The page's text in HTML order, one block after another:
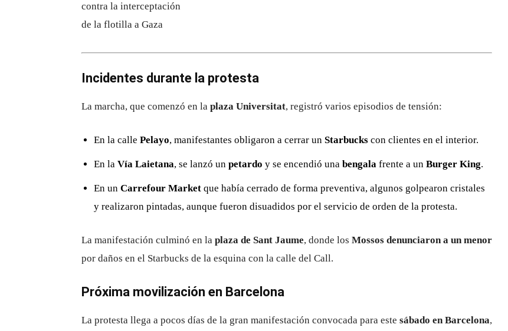
Incidentes durante la protesta
La marcha, que comenzó en la plaza Universitat, registró varios episodios de tensión:
En la calle Pelayo, manifestantes obligaron a cerrar un Starbucks con clientes en el interior.
En la Vía Laietana, se lanzó un petardo y se encendió una bengala frente a un Burger King.
En un Carrefour Market que había cerrado de forma preventiva, algunos golpearon cristales
y realizaron pintadas, aunque fueron disuadidos por el servicio de orden de la protesta.
La manifestación culminó en la plaza de Sant Jaume, donde los Mossos denunciaron a un menor
por daños en el Starbucks de la esquina con la calle del Call.
Próxima movilización en Barcelona
La protesta llega a pocos días de la gran manifestación convocada para este sábado en Barcelona,